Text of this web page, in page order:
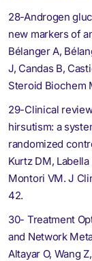
28-Androgen
new markers of
Bélanger A,
J, Candas B,
Steroid Biochem
29-Clinical
hirsutism: a
randomized
Kurtz DM,
Montori VM. J
42.
30- Treatment
and Network
Altayar O, Wang